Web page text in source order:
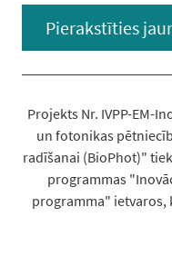
Pierakstīties
Projekts Nr. IVPP-EM-
un fotonikas
radīšanai (BioPhot)"
programmas
programma" ietvaros,